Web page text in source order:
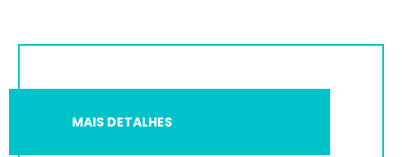
MAIS DETALHES